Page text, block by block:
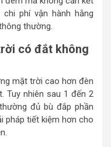
phí vận hành hằng
thường.
có đắt không
mặt trời cao hơn đèn
Tuy nhiên sau 1 đến 2
đủ bù đắp phần
pháp tiết kiệm hơn cho